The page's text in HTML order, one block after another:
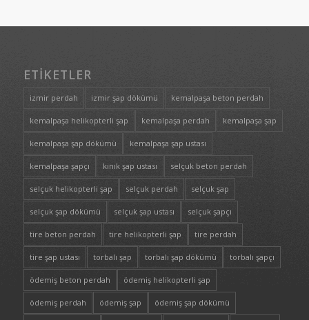
ETIKETLER
izmir perdah izmir şap dökümü kemalpaşa beton perdah
kemalpaşa helikopterli şap kemalpaşa perdah kemalpaşa şap
kemalpaşa şap dökümü kemalpaşa şap ustası
kemalpaşa şapçı kınık şap ustası selçuk beton perdah
selçuk helikopterli şap selçuk perdah selçuk şap
selçuk şap dökümü selçuk şap ustası selçuk şapçı
tire beton perdah tire helikopterli şap tire perdah
tire şap ustası torbalı şap torbalı şap dökümü torbalı şapçı
ödemiş beton perdah ödemiş helikopterli şap
ödemiş perdah ödemiş şap ödemiş şap dökümü